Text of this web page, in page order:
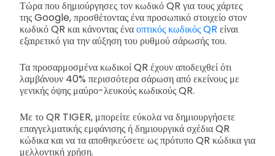
Τώρα που δημιούργησες τον κωδικό QR για τους χάρτες
της Google, προσθέτοντας ένα προσωπικό στοιχείο στον
κωδικό QR και κάνοντας έναοπτικός κωδικός QR είναι
εξαιρετικό για την αύξηση του ρυθμού σάρωσής του.
Τα προσαρμοσμένα κωδικοί QR έχουν αποδειχθεί ότι
λαμβάνουν 40% περισσότερα σάρωση από εκείνους με
γενικής όψης μαύρο-λευκούς κωδικούς QR.
Με το QR TIGER, μπορείτε εύκολα να δημιουργήσετε
επαγγελματικής εμφάνισης ή δημιουργικά σχέδια QR
κώδικα και να τα αποθηκεύσετε ως πρότυπο QR κώδικα για
μελλοντική χρήση.